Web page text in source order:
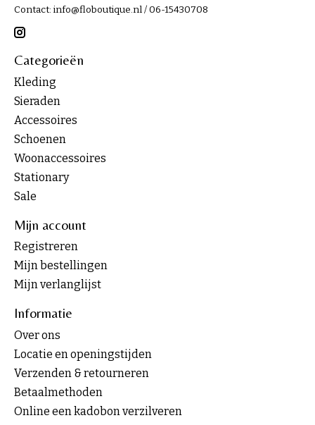
Contact: info@floboutique.nl/ 06-15430708
Categorieën
Kleding
Sieraden
Accessoires
Schoenen
Woonaccessoires
Stationary
Sale
Mijn account
Registreren
Mijn bestellingen
Mijn verlanglijst
Informatie
Over ons
Locatie en openingstijden
Verzenden & retourneren
Betaalmethoden
Online een kadobon verzilveren